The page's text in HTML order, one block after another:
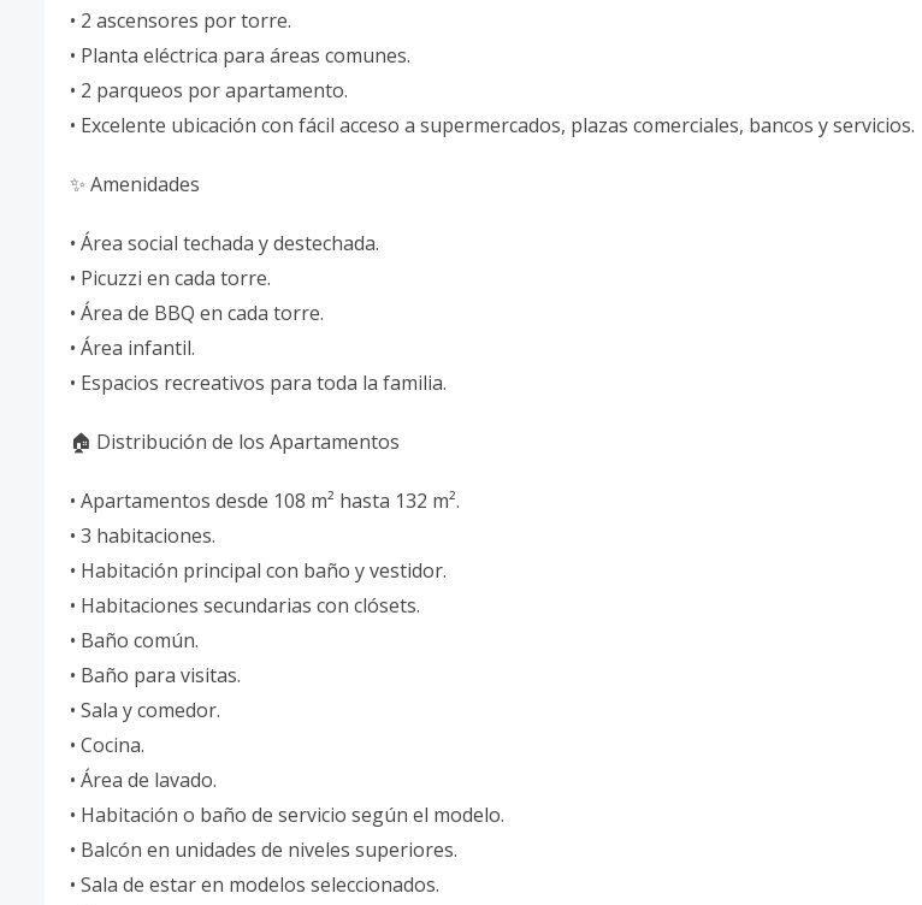
• 2 ascensores por torre.
• Planta eléctrica para áreas comunes.
• 2 parqueos por apartamento.
• Excelente ubicación con fácil acceso a supermercados, plazas comerciales, bancos y servicios.
✨ Amenidades
• Área social techada y destechada.
• Picuzzi en cada torre.
• Área de BBQ en cada torre.
• Área infantil.
• Espacios recreativos para toda la familia.
🏠 Distribución de los Apartamentos
• Apartamentos desde 108 m² hasta 132 m².
• 3 habitaciones.
• Habitación principal con baño y vestidor.
• Habitaciones secundarias con clósets.
• Baño común.
• Baño para visitas.
• Sala y comedor.
• Cocina.
• Área de lavado.
• Habitación o baño de servicio según el modelo.
• Balcón en unidades de niveles superiores.
• Sala de estar en modelos seleccionados.